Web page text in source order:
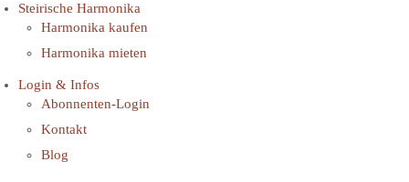
Steirische Harmonika
Harmonika kaufen
Harmonika mieten
Login & Infos
Abonnenten-Login
Kontakt
Blog